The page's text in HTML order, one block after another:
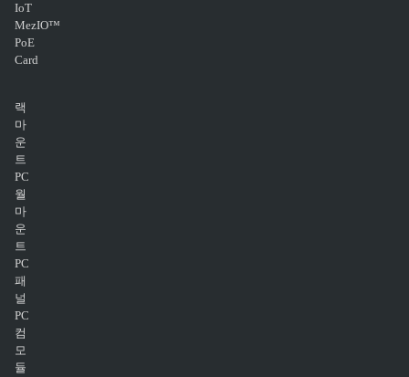
IoT
MezIO™
PoE
Card
랙
마
운
트
PC
월
마
운
트
PC
패
널
PC
컴
모
듈